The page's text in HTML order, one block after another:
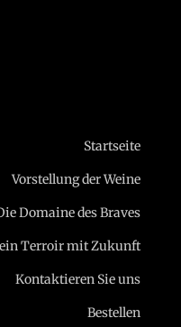
Startseite
Vorstellung der Weine
Domaine des Braves
ein Terroir mit Zukunft
Kontaktieren Sie uns
Bestellen